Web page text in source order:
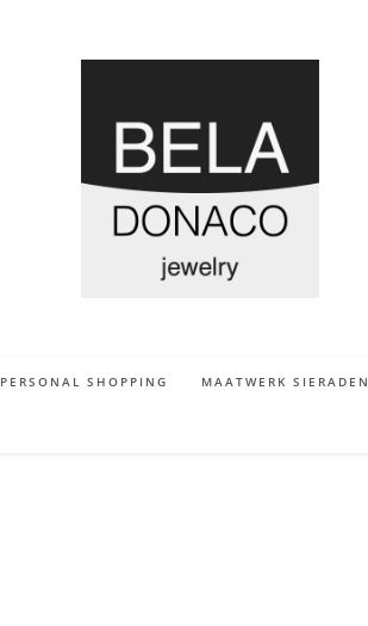
PERSONAL SHOPPING MAATWERK SIERADEN